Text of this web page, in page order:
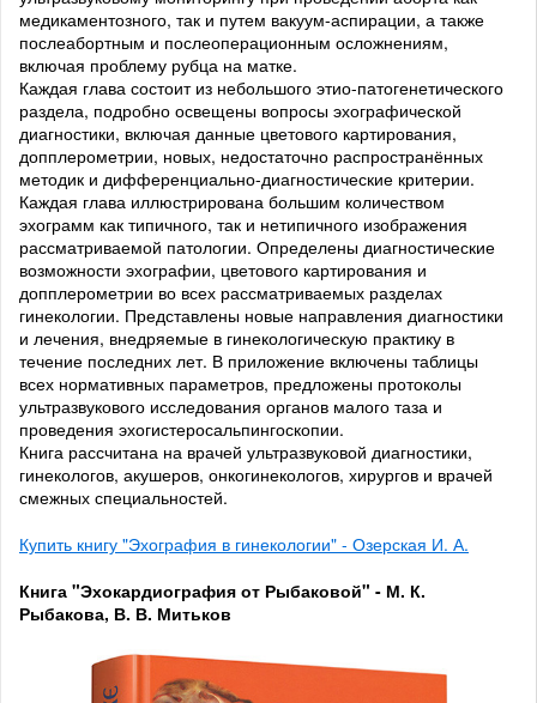
медикаментозного, так и путем вакуум-аспирации, а также
послеабортным и послеоперационным осложнениям,
включая проблему рубца на матке.
Каждая глава состоит из небольшого этио-патогенетического
раздела, подробно освещены вопросы эхографической
диагностики, включая данные цветового картирования,
допплерометрии, новых, недостаточно распространённых
методик и дифференциально-диагностические критерии.
Каждая глава иллюстрирована большим количеством
эхограмм как типичного, так и нетипичного изображения
рассматриваемой патологии. Определены диагностические
возможности эхографии, цветового картирования и
допплерометрии во всех рассматриваемых разделах
гинекологии. Представлены новые направления диагностики
и лечения, внедряемые в гинекологическую практику в
течение последних лет. В приложение включены таблицы
всех нормативных параметров, предложены протоколы
ультразвукового исследования органов малого таза и
проведения эхогистеросальпингоскопии.
Книга рассчитана на врачей ультразвуковой диагностики,
гинекологов, акушеров, онкогинекологов, хирургов и врачей
смежных специальностей.
Купить книгу "Эхография в гинекологии" - Озерская И. А.
Книга "Эхокардиография от Рыбаковой" - М. К.
Рыбакова, В. В. Митьков